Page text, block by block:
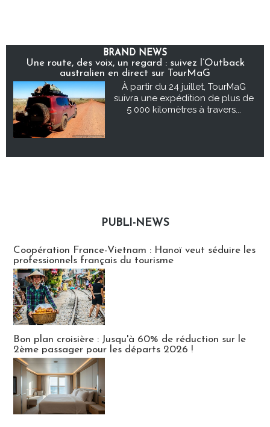
BRAND NEWS
Une route, des voix, un regard : suivez l’Outback
australien en direct sur TourMaG
À partir du 24 juillet, TourMaG
suivra une expédition de plus de
5 000 kilomètres à travers...
PUBLI-NEWS
Coopération France-Vietnam : Hanoï veut séduire les
professionnels français du tourisme
Bon plan croisière : Jusqu'à 60% de réduction sur le
2ème passager pour les départs 2026 !